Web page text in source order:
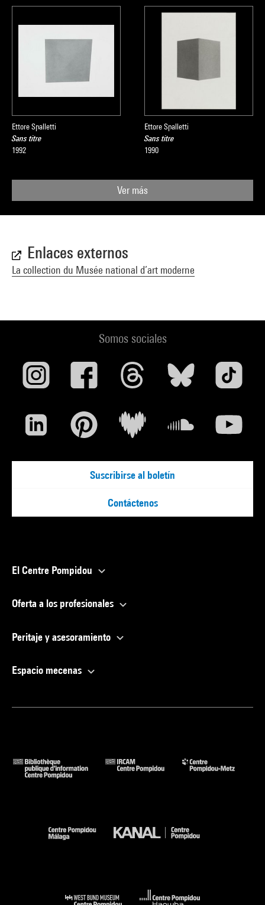
Ettore Spalletti
Sans titre
1992
Ettore Spalletti
Sans titre
1990
Ver más
Enlaces externos
La collection du Musée national d’art moderne
Somos sociales
Suscribirse al boletín
Contáctenos
El Centre Pompidou
Oferta a los profesionales
Peritaje y asesoramiento
Espacio mecenas